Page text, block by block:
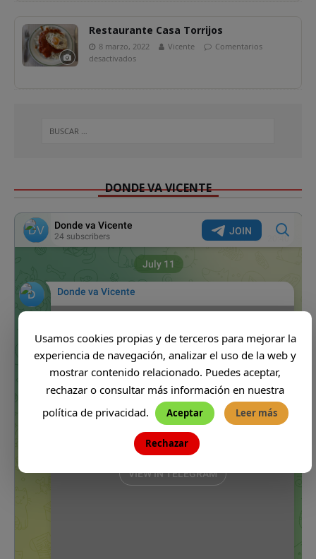
Restaurante Casa Torrijos
8 marzo, 2022 Vicente
Comentarios
desactivados
DONDE VA VICENTE
Usamos cookies propias y de terceros para mejorar la
experiencia de navegación, analizar el uso de la web y
mostrar contenido relacionado. Puedes aceptar,
rechazar o consultar más información en nuestra
política de privacidad.
Aceptar Leer más
Rechazar